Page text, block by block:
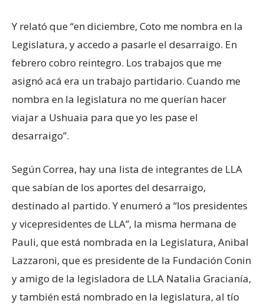
Y relató que “en diciembre, Coto me nombra en la
Legislatura, y accedo a pasarle el desarraigo. En
febrero cobro reintegro. Los trabajos que me
asignó acá era un trabajo partidario. Cuando me
nombra en la legislatura no me querían hacer
viajar a Ushuaia para que yo les pase el
desarraigo”.
Según Correa, hay una lista de integrantes de LLA
que sabían de los aportes del desarraigo,
destinado al partido. Y enumeró a “los presidentes
y vicepresidentes de LLA”, la misma hermana de
Pauli, que está nombrada en la Legislatura, Anibal
Lazzaroni, que es presidente de la Fundación Conin
y amigo de la legisladora de LLA Natalia Gracianía,
y también está nombrado en la legislatura, al tío